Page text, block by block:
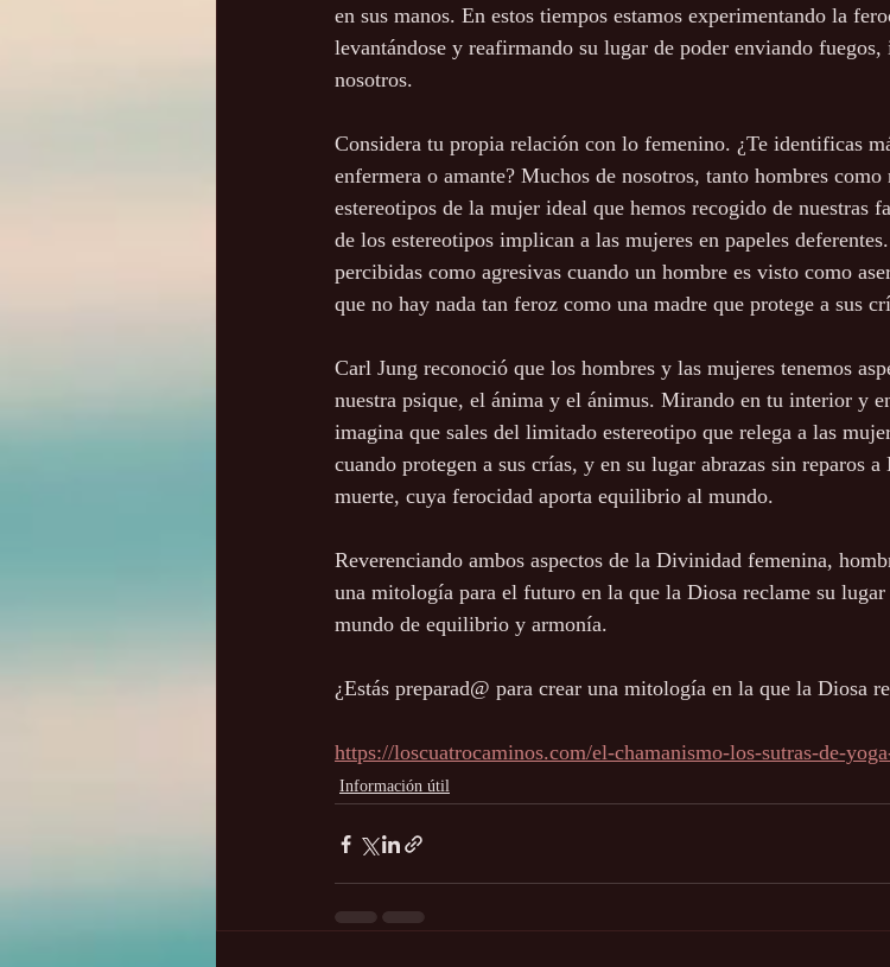
en sus manos. En estos tiempos estamos experimentando la
levantándose y reafirmando su lugar de poder enviando
nosotros.
Considera tu propia relación con lo femenino. ¿Te identificas
enfermera o amante? Muchos de nosotros, tanto hombres
estereotipos de la mujer ideal que hemos recogido de nuestras
de los estereotipos implican a las mujeres en papeles
percibidas como agresivas cuando un hombre es visto como
que no hay nada tan feroz como una madre que protege a sus
Carl Jung reconoció que los hombres y las mujeres tenemos
nuestra psique, el ánima y el ánimus. Mirando en tu interior y
imagina que sales del limitado estereotipo que relega a las
cuando protegen a sus crías, y en su lugar abrazas sin reparos
muerte, cuya ferocidad aporta equilibrio al mundo.
Reverenciando ambos aspectos de la Divinidad femenina,
una mitología para el futuro en la que la Diosa reclame su
mundo de equilibrio y armonía.
¿Estás preparad@ para crear una mitología en la que la Diosa
https://loscuatrocaminos.com/el-chamanismo-los-sutras-de-
Información útil